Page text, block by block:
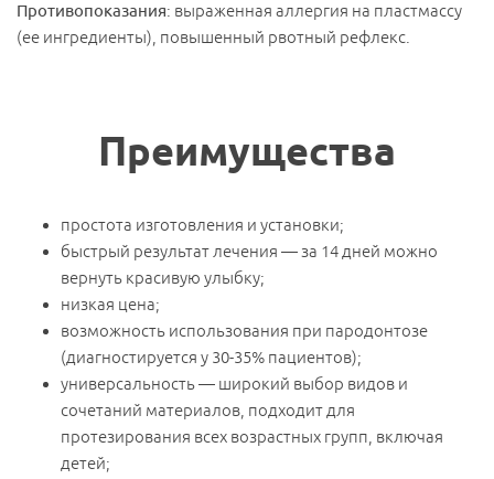
Противопоказания: выраженная аллергия на пластмассу
(ее ингредиенты), повышенный рвотный рефлекс.
Преимущества
простота изготовления и установки;
быстрый результат лечения — за 14 дней можно
вернуть красивую улыбку;
низкая цена;
возможность использования при пародонтозе
(диагностируется у 30-35% пациентов);
универсальность — широкий выбор видов и
сочетаний материалов, подходит для
протезирования всех возрастных групп, включая
детей;